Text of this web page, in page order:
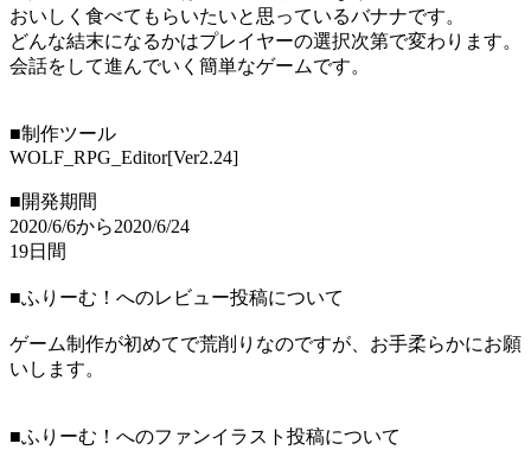
おいしく食べてもらいたいと思っているバナナです。
どんな結末になるかはプレイヤーの選択次第で変わります。
会話をして進んでいく簡単なゲームです。
■制作ツール
WOLF_RPG_Editor[Ver2.24]
■開発期間
2020/6/6から2020/6/24
19日間
■ふりーむ！へのレビュー投稿について
ゲーム制作が初めてで荒削りなのですが、お手柔らかにお願
いします。
■ふりーむ！へのファンイラスト投稿について